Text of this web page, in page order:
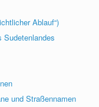
Ablauf“)
Sudetenlandes
und Straßennamen